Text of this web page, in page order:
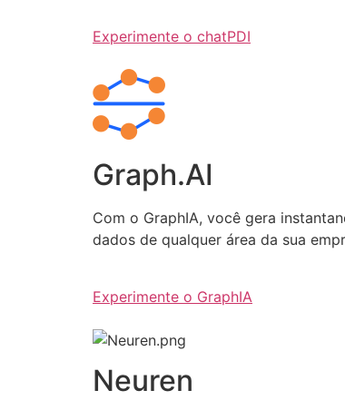
Experimente o chatPDI
Graph.AI
Com o GraphIA, você gera
dados de qualquer área da sua
Experimente o GraphIA
Neuren